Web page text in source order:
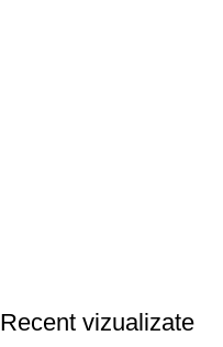
Recent vizualizate